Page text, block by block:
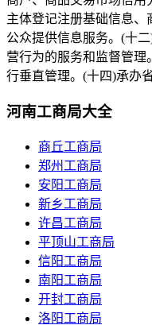
主体登记注册基础信息
公众提供信息服务。(十
营行为的服务和监督管理
行垂直管理。(十四)承办
河南工商局大全
商丘工商局
郑州工商局
安阳工商局
新乡工商局
许昌工商局
平顶山工商局
信阳工商局
南阳工商局
开封工商局
洛阳工商局